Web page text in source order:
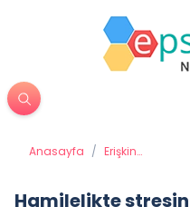
Anasayfa / Erişkin
Hamilelikte